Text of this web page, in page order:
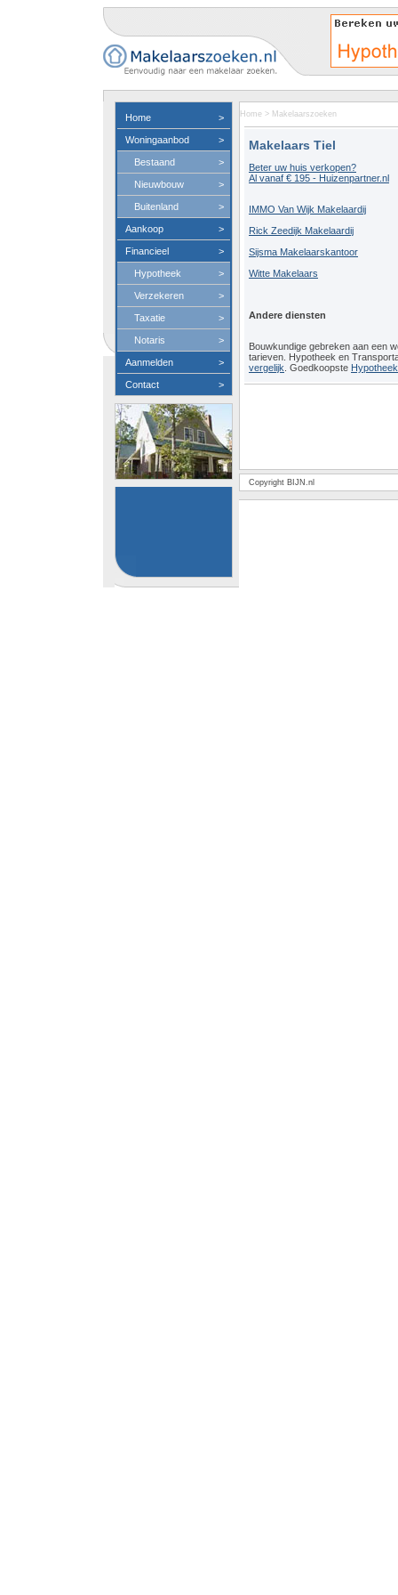
Home >
Woningaanbod >
Bestaand >
Nieuwbouw >
Buitenland >
Aankoop >
Financieel >
Hypotheek >
Verzekeren >
Taxatie >
Notaris >
Aanmelden >
Contact >
Home > Makelaarszoeken
Makelaars Tiel
Beter uw huis verkopen?
Al vanaf € 195 - Huizenpartner.nl
IMMO Van Wijk Makelaardij
Rick Zeedijk Makelaardij
Sijsma Makelaarskantoor
Witte Makelaars
Andere diensten
Bouwkundige gebreken aan een
tarieven. Hypotheek en
vergelijk . Goedkoopste
Copyright BIJN.nl